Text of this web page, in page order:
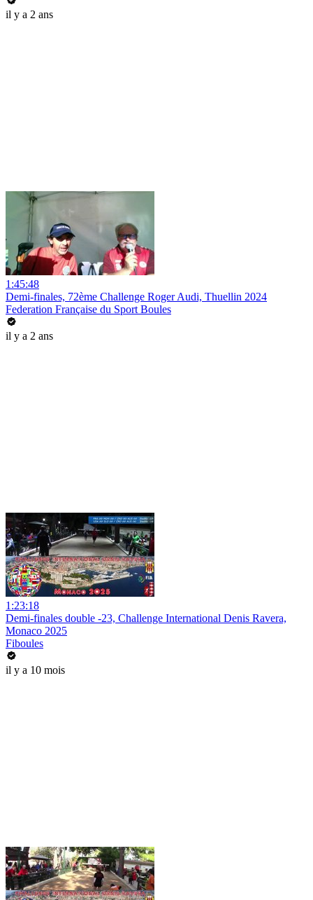
il y a 2 ans
1:45:48
Demi-finales, 72ème Challenge Roger Audi, Thuellin 2024
Federation Française du Sport Boules
il y a 2 ans
1:23:18
Demi-finales double -23, Challenge International Denis Ravera,
Monaco 2025
Fiboules
il y a 10 mois